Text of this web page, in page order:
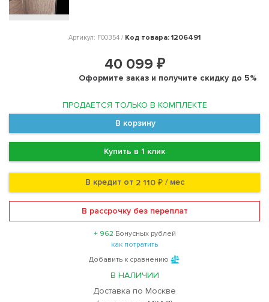
Артикул: F00354 / Код товара: 1206491
40 099 ₽
Оформите заказ и получите скидку до 5%
ПРОДАЕТСЯ ТОЛЬКО В КОМПЛЕКТЕ
В корзину
Купить в 1 клик
В кредит от 2 110 ₽/ мес
В рассрочку без переплат
+ 962 Бонусных рублей
как потратить
Добавить к сравнению
В НАЛИЧИИ
Доставка по Москве